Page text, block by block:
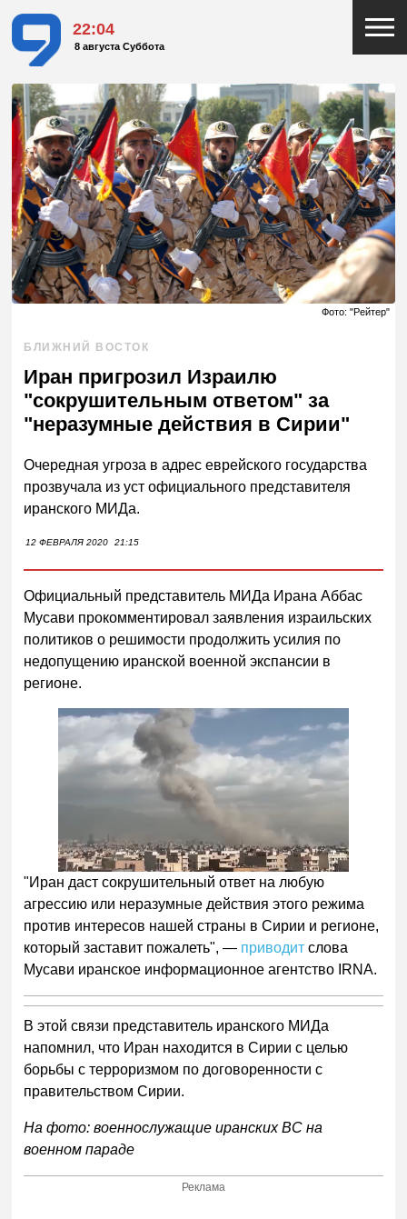
22:05
8 августа Суббота
Фото: "Рейтер"
БЛИЖНИЙ ВОСТОК
Иран пригрозил Израилю
"сокрушительным ответом" за
"неразумные действия в Сирии"
Очередная угроза в адрес еврейского государства
прозвучала из уст официального представителя
иранского МИДа.
12 ФЕВРАЛЯ 2020 21:15
Официальный представитель МИДа Ирана Аббас
Мусави прокомментировал заявления израильских
политиков о решимости продолжить усилия по
недопущению иранской военной экспансии в
регионе.
"Иран даст сокрушительный ответ на любую
агрессию или неразумные действия этого режима
против интересов нашей страны в Сирии и регионе,
который заставит пожалеть", — приводит слова
Мусави иранское информационное агентство IRNA.
В этой связи представитель иранского МИДа
напомнил, что Иран находится в Сирии с целью
борьбы с терроризмом по договоренности с
правительством Сирии.
На фото: военнослужащие иранских ВС на
военном параде
Реклама